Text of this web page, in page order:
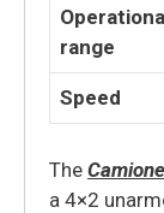
range
Speed
The
a 4×2